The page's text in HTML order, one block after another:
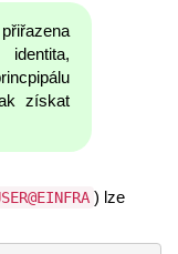
získat
) lze